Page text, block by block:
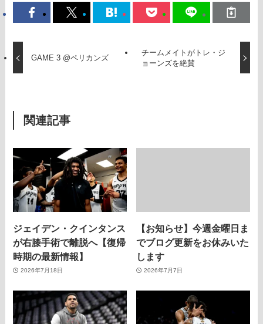
GAME 3 @ペリカンズ
チームメイトがトレ・ジ
ョーンズを絶賛
関連記事
ジェイデン・クインタンス
が右膝手術で離脱へ【復帰
時期の最新情報】
2026年7月18日
【お知らせ】今週金曜日ま
でブログ更新をお休みいた
します
2026年7月7日